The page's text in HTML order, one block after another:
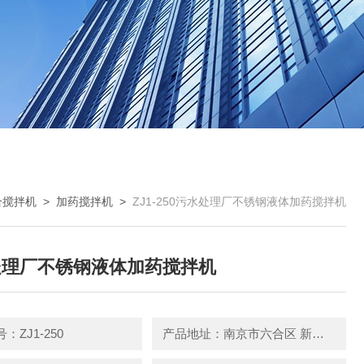
搅拌机 > 加药搅拌机 > ZJ1-250污水处理厂不锈钢液体加药搅拌机
厂不锈钢液体加药搅拌机
：ZJ1-250 产品地址：南京市六合区 新篁工业园园区中路3号